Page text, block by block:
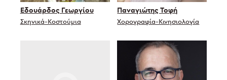
Εδουάρδος Γεωργίου
Σκηνικά-Κοστούμια
Παναγιώτης Τοφή
Χορογραφία-Κινησιολογία